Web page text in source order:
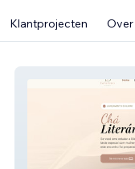
Klantprojecten Over